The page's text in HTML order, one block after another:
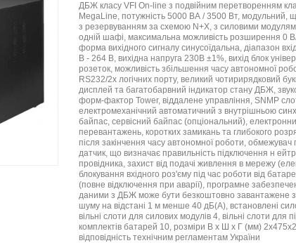
ДБЖ класу VFI On-line з подвійним перетворенням
MegaLine, потужність 5000 ВА / 3500 Вт, модульний,
з резервуванням за схемою N+X, з силовими
одній шафі, максимальна можливість розширення 0
форма вихідного сигналу синусоїдальна, діапазон
В - 264 В, вихідна напруга 230В ±1%, вихід блок
розеток, можливість збільшення часу автономної
RS232/2х логічних порту, великий чотирирядковий
дисплей та багатобарвний індикатор стану ДБЖ,
форм-фактор Tower, віддалене управління, SNMP
електромеханічний автоматичний з внутрішньою
байпас, сервісний байпас (опціональний),
перевантажень, коротких замикань та глибокого
після закінчення часу автономної роботи, обмежувач
датчик, що визначає правильність підключення н
провідника, захист від подачі живлення в мережу
блокування вхідного роз'єму під час роботи від
(повне відключення при аварії), програмне
даними з ДБЖ може бути безкоштовно завантажене з
шуму на відстані 1 м менше 40 дБ(А), встановлені
вільні слоти для силових модулів 4, вільні слоти для
комплектів батарей 10, розміри В х Ш х Г (мм)
відповідність технічним регламентам України